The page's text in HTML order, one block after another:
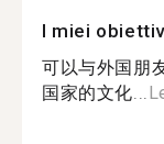
I miei
可以与外国朋
国家的文化...